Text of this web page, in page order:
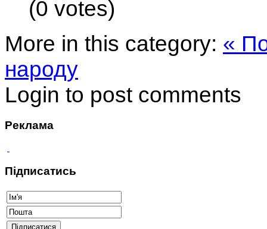
(0 votes)
More in this category: «
народу
Login to post comments
Реклама
Підписатись